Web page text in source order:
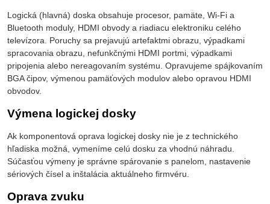
Logická (hlavná) doska obsahuje procesor, pamäte, Wi-Fi a
Bluetooth moduly, HDMI obvody a riadiacu elektroniku celého
televízora. Poruchy sa prejavujú artefaktmi obrazu, výpadkami
spracovania obrazu, nefunkčnými HDMI portmi, výpadkami
pripojenia alebo nereagovaním systému. Opravujeme spájkovaním
BGA čipov, výmenou pamäťových modulov alebo opravou HDMI
obvodov.
Výmena logickej dosky
Ak komponentová oprava logickej dosky nie je z technického
hľadiska možná, vymeníme celú dosku za vhodnú náhradu.
Súčasťou výmeny je správne spárovanie s panelom, nastavenie
sériových čísel a inštalácia aktuálneho firmvéru.
Oprava zvuku